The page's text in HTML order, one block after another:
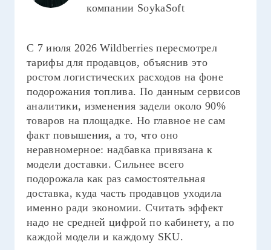
компании SoykaSoft
С 7 июля 2026 Wildberries пересмотрел
тарифы для продавцов, объяснив это
ростом логистических расходов на фоне
подорожания топлива. По данным сервисов
аналитики, изменения задели около 90%
товаров на площадке. Но главное не сам
факт повышения, а то, что оно
неравномерное: надбавка привязана к
модели доставки. Сильнее всего
подорожала как раз самостоятельная
доставка, куда часть продавцов уходила
именно ради экономии. Считать эффект
надо не средней цифрой по кабинету, а по
каждой модели и каждому SKU.